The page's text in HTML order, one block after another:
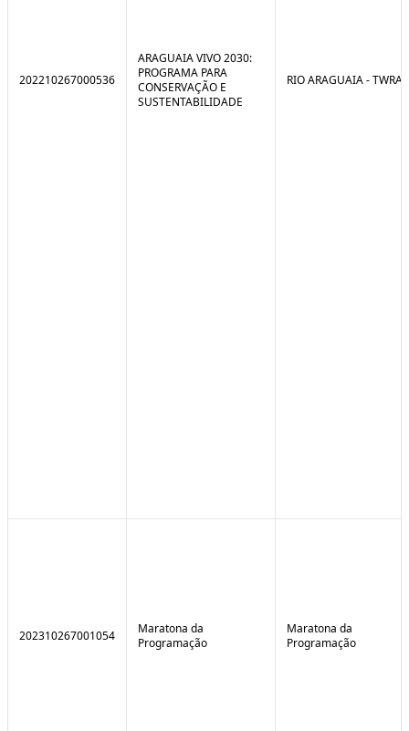
202210267000536
ARAGUAIA VIVO 2030:
PROGRAMA PARA
CONSERVAÇÃO E
SUSTENTABILIDADE
RIO ARAGUAIA - TWRA
202310267001054
Maratona da
Programação
Maratona da
Programação